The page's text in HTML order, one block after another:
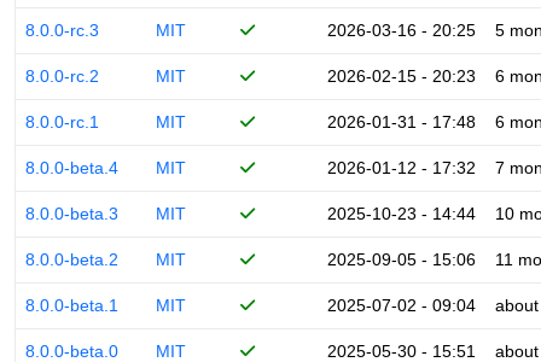
8.0.0-rc.3 MIT 2026-03-16 - 20:25 5
8.0.0-rc.2 MIT 2026-02-15 - 20:23 6
8.0.0-rc.1 MIT 2026-01-31 - 17:48 6
8.0.0-beta.4 MIT 2026-01-12 - 17:32 7
8.0.0-beta.3 MIT 2025-10-23 - 14:44 10
8.0.0-beta.2 MIT 2025-09-05 - 15:06 11
8.0.0-beta.1 MIT 2025-07-02 - 09:04
8.0.0-beta.0 MIT 2025-05-30 - 15:51